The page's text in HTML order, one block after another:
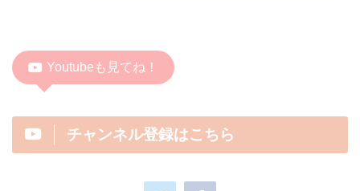
Youtubeも見てね！
チャンネル登録はこちら